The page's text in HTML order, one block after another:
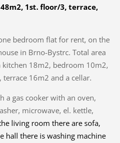
1st. floor/3, terrace,
bedroom flat for rent, on the
in Brno-Bystrc. Total area
18m2, bedroom 10m2,
16m2 and a cellar.
a gas cooker with an oven,
microwave, el. kettle,
living room there are sofa,
hall there is washing machine